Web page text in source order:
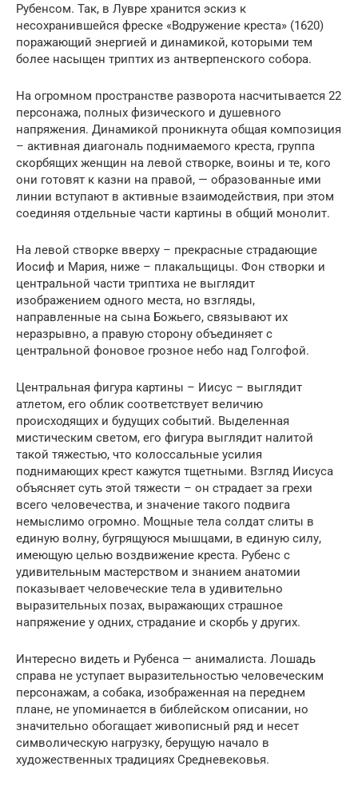
Рубенсом. Так, в Лувре хранится эскиз к
несохранившейся фреске «Водружение креста» (1620)
поражающий энергией и динамикой, которыми тем
более насыщен триптих из антверпенского собора.
На огромном пространстве разворота насчитывается 22
персонажа, полных физического и душевного
напряжения. Динамикой проникнута общая композиция
– активная диагональ поднимаемого креста, группа
скорбящих женщин на левой створке, воины и те, кого
они готовят к казни на правой, — образованные ими
линии вступают в активные взаимодействия, при этом
соединяя отдельные части картины в общий монолит.
На левой створке вверху – прекрасные страдающие
Иосиф и Мария, ниже – плакальщицы. Фон створки и
центральной части триптиха не выглядит
изображением одного места, но взгляды,
направленные на сына Божьего, связывают их
неразрывно, а правую сторону объединяет с
центральной фоновое грозное небо над Голгофой.
Центральная фигура картины – Иисус – выглядит
атлетом, его облик соответствует величию
происходящих и будущих событий. Выделенная
мистическим светом, его фигура выглядит налитой
такой тяжестью, что колоссальные усилия
поднимающих крест кажутся тщетными. Взгляд Иисуса
объясняет суть этой тяжести – он страдает за грехи
всего человечества, и значение такого подвига
немыслимо огромно. Мощные тела солдат слиты в
единую волну, бугрящуюся мышцами, в единую силу,
имеющую целью воздвижение креста. Рубенс с
удивительным мастерством и знанием анатомии
показывает человеческие тела в удивительно
выразительных позах, выражающих страшное
напряжение у одних, страдание и скорбь у других.
Интересно видеть и Рубенса — анималиста. Лошадь
справа не уступает выразительностью человеческим
персонажам, а собака, изображенная на переднем
плане, не упоминается в библейском описании, но
значительно обогащает живописный ряд и несет
символическую нагрузку, берущую начало в
художественных традициях Средневековья.